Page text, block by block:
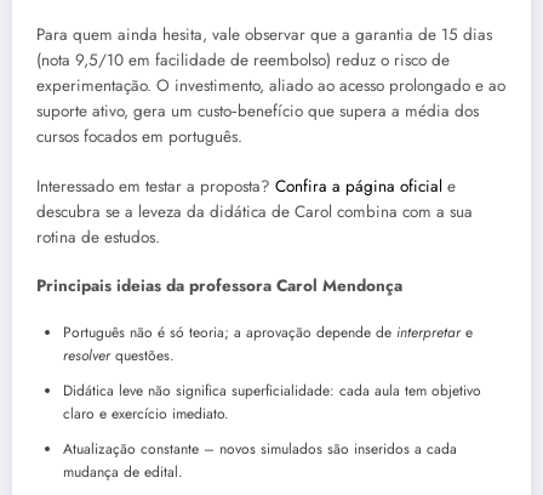
Para quem ainda hesita, vale observar que a garantia de 15 dias
(nota 9,5/10 em facilidade de reembolso) reduz o risco de
experimentação. O investimento, aliado ao acesso prolongado e ao
suporte ativo, gera um custo‑benefício que supera a média dos
cursos focados em português.
Interessado em testar a proposta? Confira a página oficial e
descubra se a leveza da didática de Carol combina com a sua
rotina de estudos.
Principais ideias da professora Carol Mendonça
Português não é só teoria; a aprovação depende de interpretare
resolverquestões.
Didática leve não significa superficialidade: cada aula tem objetivo
claro e exercício imediato.
Atualização constante – novos simulados são inseridos a cada
mudança de edital.